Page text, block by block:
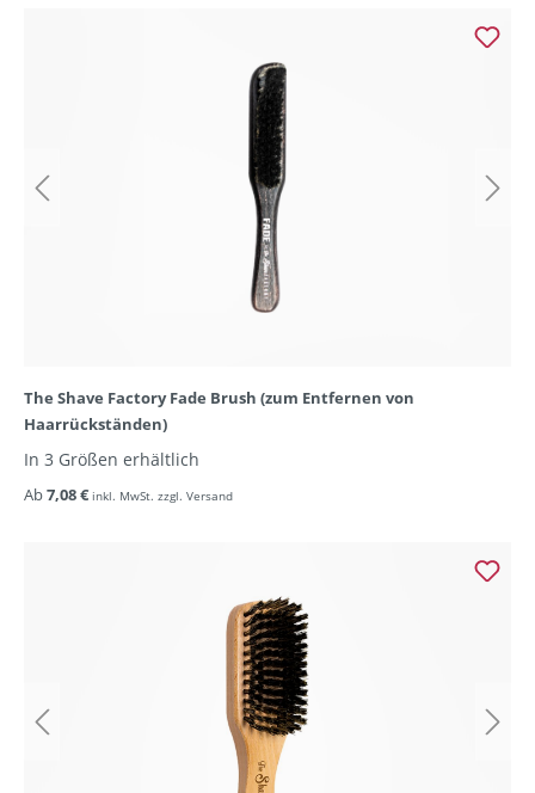
The Shave Factory Fade Brush (zum Entfernen von
Haarrückständen)
In 3 Größen erhältlich
Ab7,08 € inkl. MwSt. zzgl. Versand